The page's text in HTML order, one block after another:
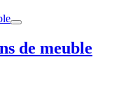
de meuble